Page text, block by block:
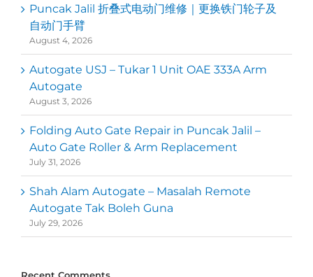
Puncak Jalil 折叠式电动门维修｜更换铁门轮子及
自动门手臂
August 4, 2026
Autogate USJ – Tukar 1 Unit OAE 333A Arm
Autogate
August 3, 2026
Folding Auto Gate Repair in Puncak Jalil –
Auto Gate Roller & Arm Replacement
July 31, 2026
Shah Alam Autogate – Masalah Remote
Autogate Tak Boleh Guna
July 29, 2026